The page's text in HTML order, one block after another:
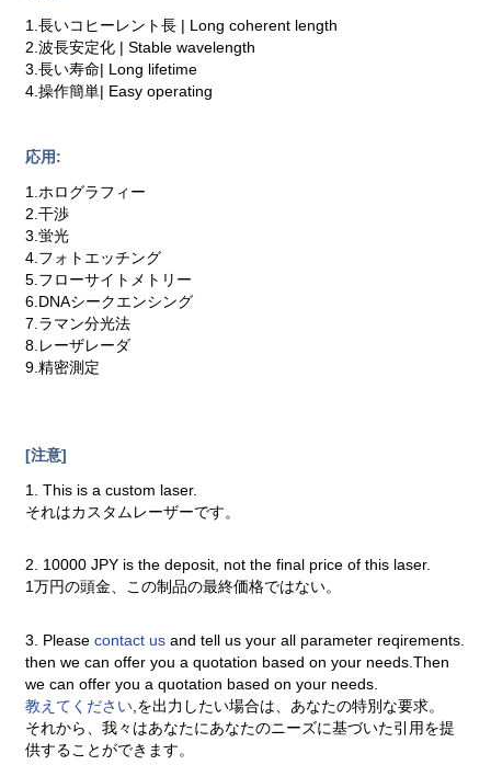
1.長いコヒーレント長 | Long coherent length
2.波長安定化 | Stable wavelength
3.長い寿命| Long lifetime
4.操作簡単| Easy operating
応用:
1.ホログラフィー
2.干渉
3.蛍光
4.フォトエッチング
5.フローサイトメトリー
6.DNAシークエンシング
7.ラマン分光法
8.レーザレーダ
9.精密測定
[注意]
1. This is a custom laser.
それはカスタムレーザーです。
2. 10000 JPY is the deposit, not the final price of this laser.
1万円の頭金、この制品の最終価格ではない。
3. Pleasecontact usand tell us your all parameter reqirements.
then we can offer you a quotation based on your needs.Then
we can offer you a quotation based on your needs.
教えてください ,を出力したい場合は、あなたの特別な要求。
それから、我々はあなたにあなたのニーズに基づいた引用を提
供することができます。